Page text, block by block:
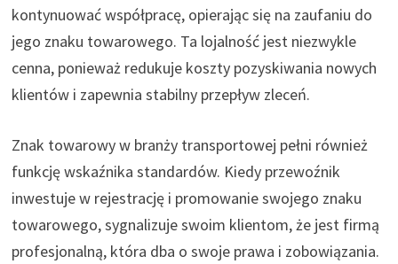
kontynuować współpracę, opierając się na zaufaniu do
jego znaku towarowego. Ta lojalność jest niezwykle
cenna, ponieważ redukuje koszty pozyskiwania nowych
klientów i zapewnia stabilny przepływ zleceń.
Znak towarowy w branży transportowej pełni również
funkcję wskaźnika standardów. Kiedy przewoźnik
inwestuje w rejestrację i promowanie swojego znaku
towarowego, sygnalizuje swoim klientom, że jest firmą
profesjonalną, która dba o swoje prawa i zobowiązania.